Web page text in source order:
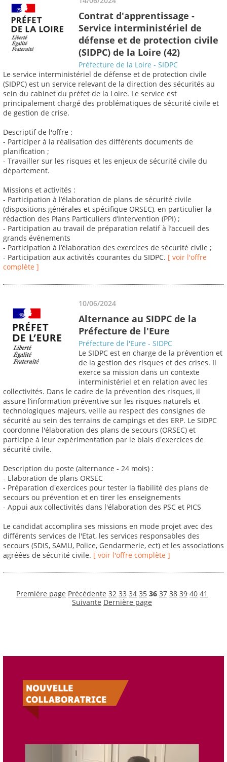
Contrat d'apprentissage -
Service interministériel de
défense et de protection civile
(SIDPC) de la Loire (42)
Préfecture de la Loire - SIDPC
Le service interministériel de défense et de protection civile
(SIDPC) est un service relevant de la direction des sécurités au
sein du cabinet du préfet de la Loire. Le service est
principalement chargé des problématiques de sécurité civile et
de gestion de crise.
Descriptif de l'offre :
- Participer à la réalisation des différents documents de
planification ;
- Travailler sur les risques et les enjeux de sécurité civile du
département.
Missions et activités :
- Participation à l’élaboration de plans de sécurité civile
(dispositions générales et spécifique ORSEC), en particulier la
rédaction des Plans Particuliers d’Intervention (PPI) ;
- Participation au travail de préparation relatif à l’accueil des
grands événements
- Participation à l’élaboration des exercices de sécurité civile ;
- Participation aux activités courantes du SIDPC. [ voir l'offre
complète ]
10/06/2024
Alternance au SIDPC de la
Préfecture de l'Eure
Préfecture de l'Eure - SIDPC
Le SIDPC est en charge de la prévention et
de la gestion des risques et des crises. Il
exerce sa mission dans un contexte
interministériel et en relation avec les
collectivités. Dans le cadre de la prévention des risques, il
assure l’information préventive sur les risques naturels et
technologiques majeurs, veille au respect des consignes de
sécurité au sein des terrains de campings et des ERP. Le SIDPC
coordonne l'élaboration des plans de secours (ORSEC) et
participe à leur expérimentation par le biais d'exercices de
sécurité civile.
Description du poste (alternance - 24 mois) :
- Elaboration de plans ORSEC
- Préparation d'exercices pour tester la fiabilité des plans de
secours ou prévention et en tirer les enseignements
- Appui aux collectivités dans l'élaboration des PSC et PICS
Le candidat accomplira ses missions en mode projet avec des
différents services de l'Etat, les services responsables des
secours (SDIS, SAMU, Police, Gendarmerie, ect) et les associations
agréées de sécurité civile. [ voir l'offre complète ]
Première page Précédente 32 33 34 35 36 37 38 39 40 41
Suivante Dernière page